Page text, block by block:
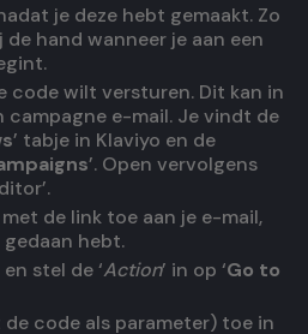
je deze hebt gemaakt. Zo
hand wanneer je aan een
code wilt versturen. Dit kan in
campagne e-mail. Je vindt de
’ tabje in Klaviyo en de
’. Open vervolgens
de link toe aan je e-mail,
hebt.
stel de ‘Action’ in op ‘Go to
code als parameter) toe in